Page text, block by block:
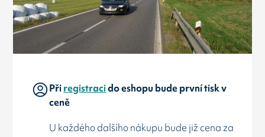
Přiregistracido eshopu bude první tisk v
ceně
U každého dalšího nákupu bude již cena za